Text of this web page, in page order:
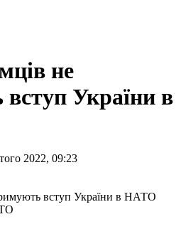
не
України в
2022, 09:23